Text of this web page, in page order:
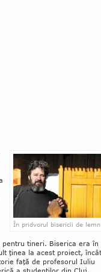
În pridvorul bisericii de lemn
tineri. Biserica era în
ţinea la acest proiect, încât
faţă de profesorul Iuliu